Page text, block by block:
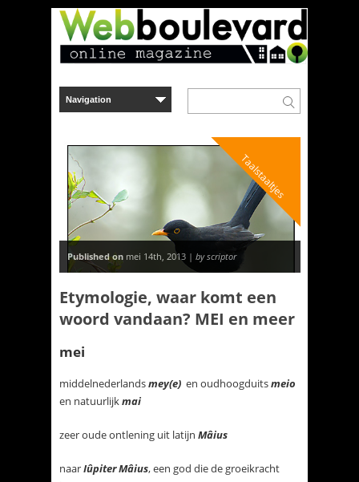
Taalstaaltjes
Published on mei 14th, 2013 | by scriptor
Etymologie, waar komt een
woord vandaan? MEI en meer
mei
middelnederlandsmey(e) en oudhoogduitsmeio
en natuurlijkmai
zeer oude ontlening uit latijn Mâius
naarIûpiter Mâius, een god die de groeikracht